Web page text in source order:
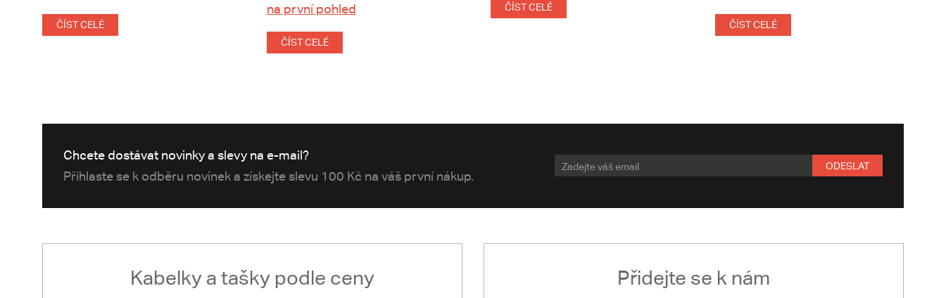
ČÍST CELÉ
na první pohled
ČÍST CELÉ
ČÍST CELÉ
ČÍST CELÉ
Chcete dostávat novinky a slevy na e-mail?
Přihlaste se k odběru novinek a získejte slevu 100 Kč na váš první nákup.
ODESLAT
Kabelky a tašky podle ceny Přidejte se k nám